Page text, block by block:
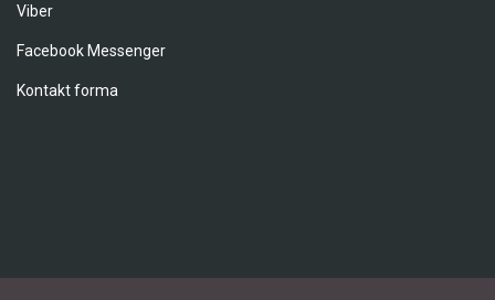
Viber
Facebook Messenger
Kontakt forma